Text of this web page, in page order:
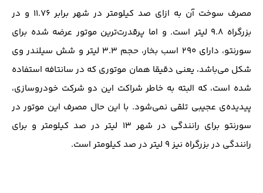
مصرف سوخت آن به ازای صد کیلومتر در شهر برابر ۱۱.۷۶ و در
بزرگراه ۹.۸ لیتر است. و اما پرقدرت‌ترین موتور عرضه شده برای
سورنتو، دارای ۲۹۰ اسب بخار، حجم ۳.۳ لیتر و شش سیلندر وی
شکل می‌باشد، یعنی دقیقا همان موتوری که در سانتافه استفاده
شده است، که البته به خاطر شراکت این دو شرکت خودروسازی،
پیدیده‌ی عجیبی تلقی نمی‌شود. با این حال مصرف این موتور در
سورنتو برای رانندگی در شهر ۱۳ لیتر در صد کیلومتر و برای
رانندگی در بزرگراه نیز ۹ لیتر در صد کیلومتر است.